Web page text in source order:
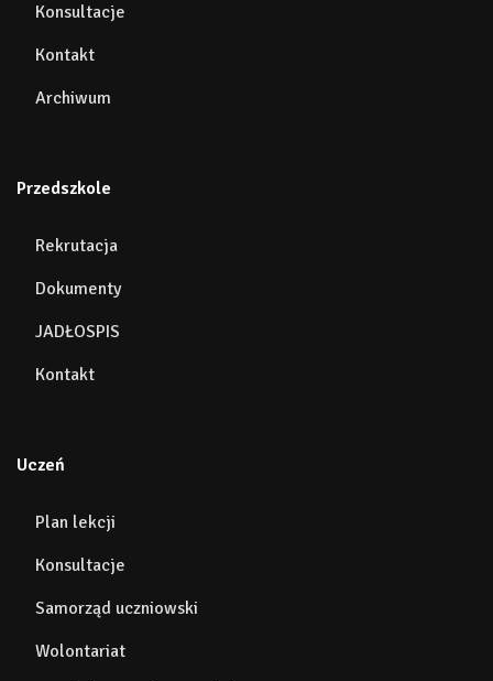
Konsultacje
Kontakt
Archiwum
Przedszkole
Rekrutacja
Dokumenty
JADŁOSPIS
Kontakt
Uczeń
Plan lekcji
Konsultacje
Samorząd uczniowski
Wolontariat